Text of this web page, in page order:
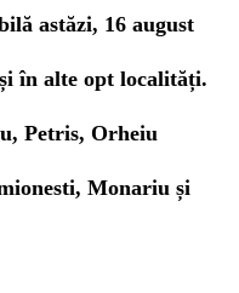
astăzi, 16 august
în alte opt localități.
Petris, Orheiu
Monariu și